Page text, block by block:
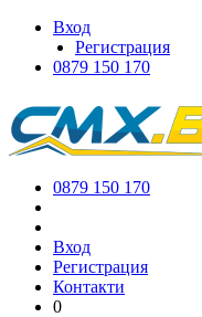
Вход
Регистрация
0879 150 170
0879 150 170
Вход
Регистрация
Контакти
0